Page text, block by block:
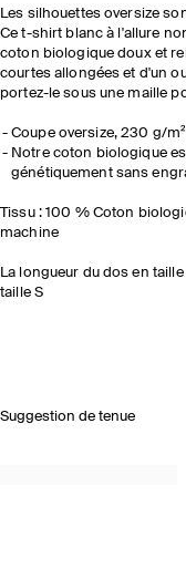
Les silhouettes oversize
Ce t-shirt blanc à l'allure
coton biologique doux et
courtes allongées et d'un
portez-le sous une maille
Coupe oversize, 230 g/m²
Notre coton biologique
génétiquement sans
Tissu : 100 % Coton
machine
La longueur du dos en
taille S
Suggestion de tenue